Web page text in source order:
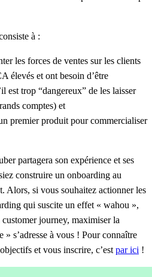
à :
les forces de ventes sur les clients
élevés et ont besoin d’être
est trop “dangereux” de les laisser
comptes) et
premier produit pour commercialiser
partagera son expérience et ses
construire un onboarding au
Alors, si vous souhaitez actionner les
qui suscite un effet « wahou »,
journey, maximiser la
» s’adresse à vous ! Pour connaître
et vous inscrire, c’est par ici !